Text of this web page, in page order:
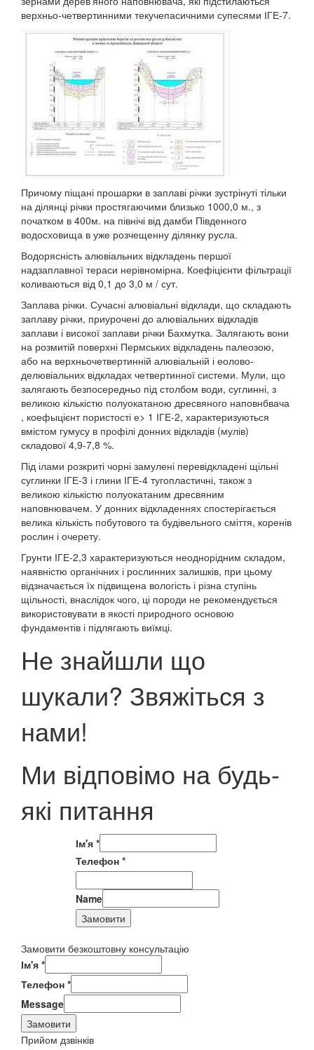
верхньо-четвертинними текучепасичними супесями ІГЕ-7.
Причому піщані прошарки в заплаві річки зустрінуті тільки
на ділянці річки простягаючими близько 1000,0 м., з
початком в 400м. на північі від дамби Південного
водосховища в уже розчещенну ділянку русла.
Водорясність алювіальних відкладень першої
надзаплавної тераси нерівномірна. Коефіцієнти фільтрації
коливаються від 0,1 до 3,0 м / сут.
Заплава річки. Сучасні алювіальні відклади, що складають
заплаву річки, приурочені до алювіальних відкладів
заплави і високої заплави річки Бахмутка. Залягають вони
на розмитій поверхні Пермських відкладень палеозою,
або на верхньочетвертинній алювіальній і еолово-
делювіальних відкладах четвертинної системи. Мули, що
залягають безпосередньо під столбом води, суглинні, з
великою кількістю полуокатаною дресвяного наповнбвача
, коефыцієнт пористості е> 1 ІГЕ-2, характеризуються
вмістом гумусу в профілі донних відкладів (мулів)
складової 4,9-7,8 %.
Під ілами розкриті чорні замулені перевідкладені щільні
суглинки ІГЕ-3 і глини ІГЕ-4 тугопластичні, також з
великою кількістю полуокатаним дресвяним
наповнювачем. У донних відкладеннях спостерігається
велика кількість побутового та будівельного сміття, коренів
рослин і очерету.
Грунти ІГЕ-2,3 характеризуються неоднорідним складом,
наявністю органічних і рослинних залишків, при цьому
відзначається їх підвищена вологість і різна ступінь
щільності, внаслідок чого, ці породи не рекомендується
використовувати в якості природного основою
фундаментів і підлягають виїмці.
Не знайшли що
шукали? Звяжіться з
нами!
Ми відповімо на будь-
які питання
Ім'я *
Телефон *
Name
Замовити
Замовити безкоштовну консультацію
Ім'я *
Телефон *
Message
Замовити
Прийом дзвінків